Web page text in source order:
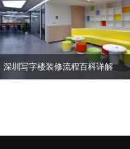
深圳写字楼装修流程百科详解